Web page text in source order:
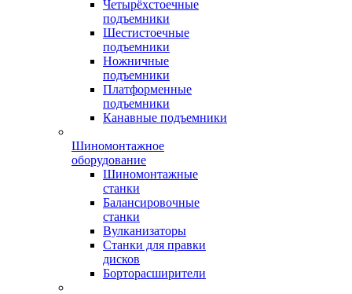
Четырёхстоечные
подъемники
Шестистоечные
подъемники
Ножничные
подъемники
Платформенные
подъемники
Канавные подъемники
Шиномонтажное
оборудование
Шиномонтажные
станки
Балансировочные
станки
Вулканизаторы
Станки для правки
дисков
Борторасширители